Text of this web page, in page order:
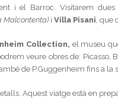
i el Barroc. Visitarem dues
Malcontenta) iVilla Pisani,que
Collection, el museu
veure obres de: Picasso,
de P.Guggenheim fins a la
Aquest viatge està en